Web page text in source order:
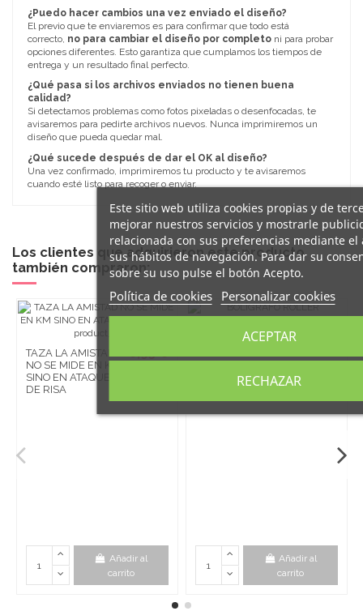
¿Puedo hacer cambios una vez enviado el diseño?
El previo que te enviaremos es para confirmar que todo está
correcto, no para cambiar el diseño por completo ni para probar
opciones diferentes. Esto garantiza que cumplamos los tiempos de
entrega y un resultado final perfecto.
¿Qué pasa si los archivos enviados no tienen buena
calidad?
Si detectamos problemas como fotos pixeladas o desenfocadas, te
avisaremos para pedirte archivos nuevos. Nunca imprimiremos un
diseño que pueda quedar mal.
¿Qué sucede después de dar el OK al diseño?
Una vez confirmado, imprimiremos tu producto y te avisaremos
cuando esté listo para recoger o enviar.
Los clientes que adquirieron este producto
también compraron:
TAZA LA AMISTAD
NO SE MIDE EN KM
SINO EN ATAQUES
DE RISA
Añadir al
carrito
BOLÍGRAFO
PROFESORA
Añadir al
carrito
Este sitio web utiliza cookies propias y de
mejorar nuestros servicios y mostrarle
relacionada con sus preferencias mediante el
sus hábitos de navegación. Para dar su
sobre su uso pulse el botón Acepto.
Política de cookies Personalizar cookies
RECHAZAR
ACEPTAR